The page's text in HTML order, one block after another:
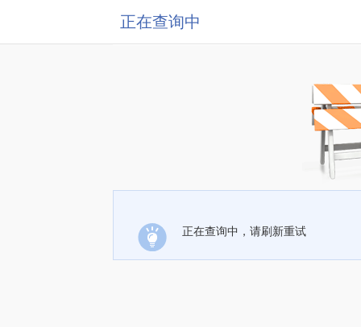
正在查询中
正在查询中，请刷新重试